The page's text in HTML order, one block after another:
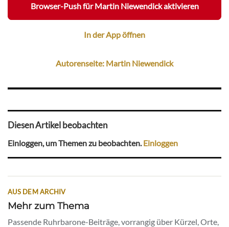
Browser-Push für Martin Niewendick aktivieren
In der App öffnen
Autorenseite: Martin Niewendick
Diesen Artikel beobachten
Einloggen, um Themen zu beobachten.Einloggen
AUS DEM ARCHIV
Mehr zum Thema
Passende Ruhrbarone-Beiträge, vorrangig über Kürzel, Orte,